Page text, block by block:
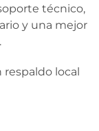
técnico,
y una mejor
local